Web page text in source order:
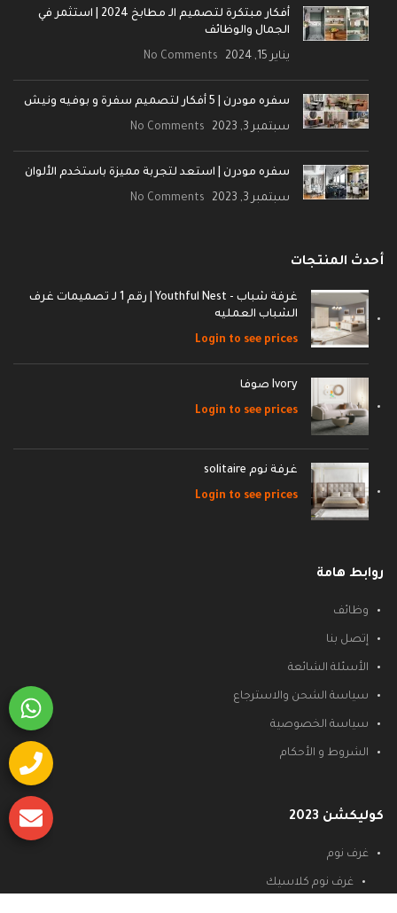
أفكار مبتكرة لتصميم الـ مطابخ 2024 | استثمر في
الجمال والوظائف
يناير 15, 2024 No Comments
سفره مودرن | 5 أفكار لتصميم سفرة و بوفيه ونيش
سبتمبر 3, 2023 No Comments
سفره مودرن | استعد لتجربة مميزة باستخدم الألوان
سبتمبر 3, 2023 No Comments
أحدث المنتجات
غرفة شباب - Youthful Nest | رقم 1 لـ تصميمات غرف
الشباب العمليه
Login to see prices
Ivory صوفا
Login to see prices
غرفة نوم solitaire
Login to see prices
روابط هامة
وظائف
إتصل بنا
الأسئلة الشائعة
سياسة الشحن والاسترجاع
سياسة الخصوصية
الشروط و الأحكام
كوليكشن 2023
غرف نوم
غرف نوم كلاسيك